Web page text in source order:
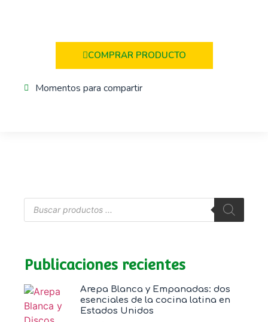
COMPRAR PRODUCTO
Momentos para compartir
Publicaciones recientes
Arepa Blanca y Empanadas: dos
esenciales de la cocina latina en
Estados Unidos